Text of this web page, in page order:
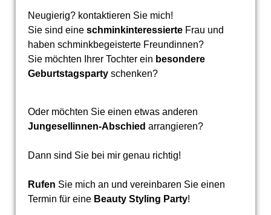
Neugierig? kontaktieren Sie mich!
Sie sind eine schminkinteressierte Frau und
haben schminkbegeisterte Freundinnen?
Sie möchten Ihrer Tochter ein besondere
Geburtstagsparty schenken?
Oder möchten Sie einen etwas anderen
Jungesellinnen-Abschied arrangieren?
Dann sind Sie bei mir genau richtig!
Rufen Sie mich an und vereinbaren Sie einen
Termin für eine Beauty Styling Party!